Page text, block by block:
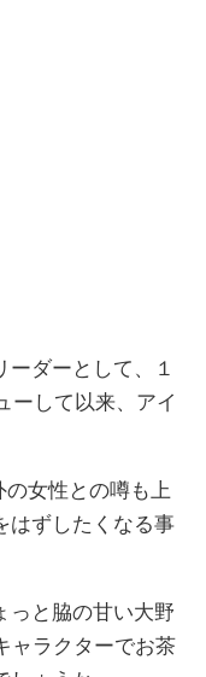
ダーとして、１
ーして以来、アイ
の女性との噂も上
はずしたくなる事
っと脇の甘い大野
ャラクターでお茶